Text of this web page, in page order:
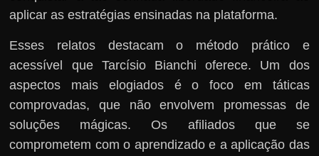
aplicar as estratégias ensinadas na plataforma.
Esses relatos destacam o método prático e
acessível que Tarcísio Bianchi oferece. Um dos
aspectos mais elogiados é o foco em táticas
comprovadas, que não envolvem promessas de
soluções mágicas. Os afiliados que se
comprometem com o aprendizado e a aplicação das